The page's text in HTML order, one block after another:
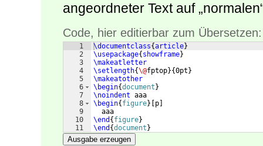
angeordneter Text auf
Code, hier editierbar zum Übersetzen:
1
2
3
4
5
6
7
8
9
10
11
\documentclass{article}
\usepackage{ showframe}
\makeatletter
\setlength{\@fptop}{0pt }
\makeatother
\begin{document }
\noindent aaa
\begin{ figure} p
  aaa
\end { figure}
\end {document }
Ausgabe erzeugen